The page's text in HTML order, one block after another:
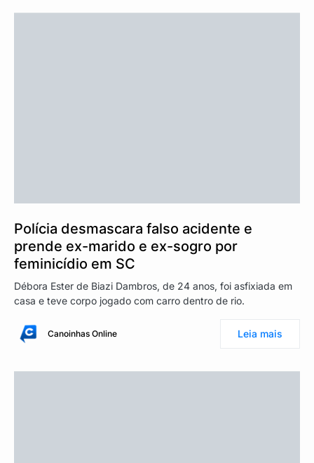
Polícia desmascara falso acidente e
prende ex-marido e ex-sogro por
feminicídio em SC
Débora Ester de Biazi Dambros, de 24 anos, foi asfixiada em
casa e teve corpo jogado com carro dentro de rio.
Canoinhas Online Leia mais